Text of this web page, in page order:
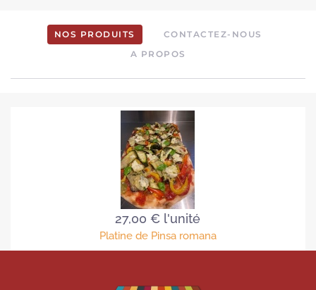
NOS PRODUITS
CONTACTEZ-NOUS
A PROPOS
27,00 € l'unité
Platine de Pinsa romana